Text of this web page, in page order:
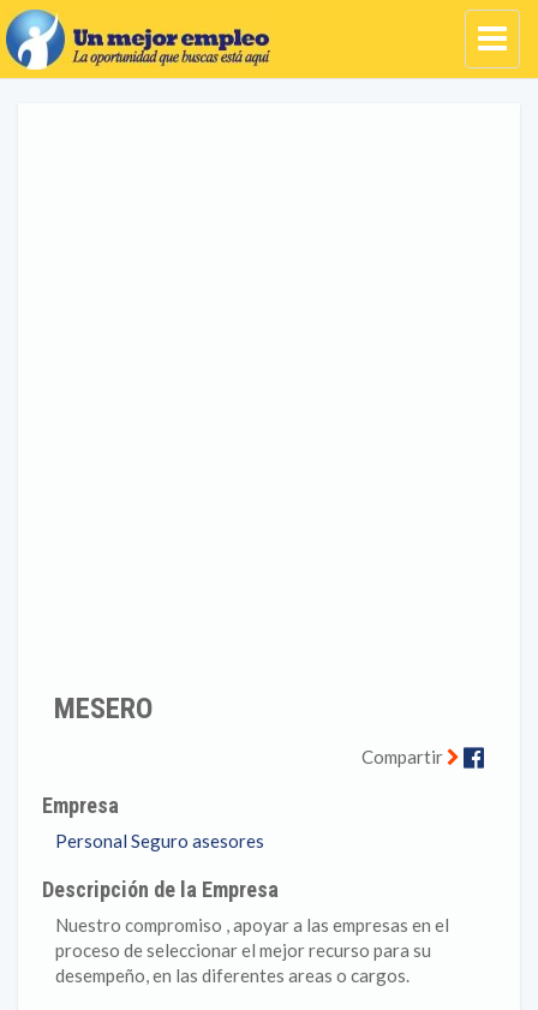
MESERO
Compartir
Empresa
Personal Seguro asesores
Descripción de la Empresa
Nuestro compromiso , apoyar a las empresas en el
proceso de seleccionar el mejor recurso para su
desempeño, en las diferentes areas o cargos.